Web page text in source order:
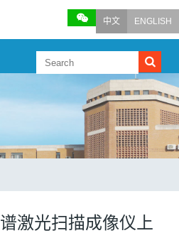
中文 ENGLISH
激光扫描成像仪上